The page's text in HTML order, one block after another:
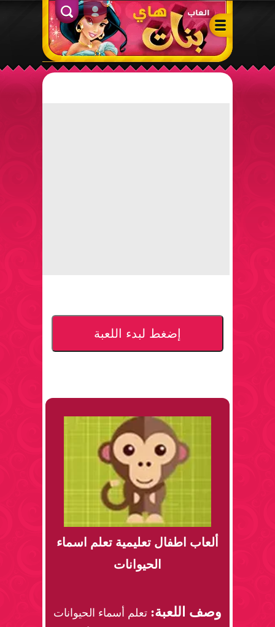
ألعاب بنات هاي – أفضل ألعاب تلبيس، مكياج، طبخ وأنشطة ممتعة
الدخول
إضغط لبدء اللعبة
ألعاب اطفال تعليمية تعلم اسماء
الحيوانات
وصف اللعبة: تعلم أسماء الحيوانات